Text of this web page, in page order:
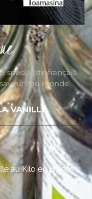
spécialiste français
du monde.
VANILLE
au Kilo en France